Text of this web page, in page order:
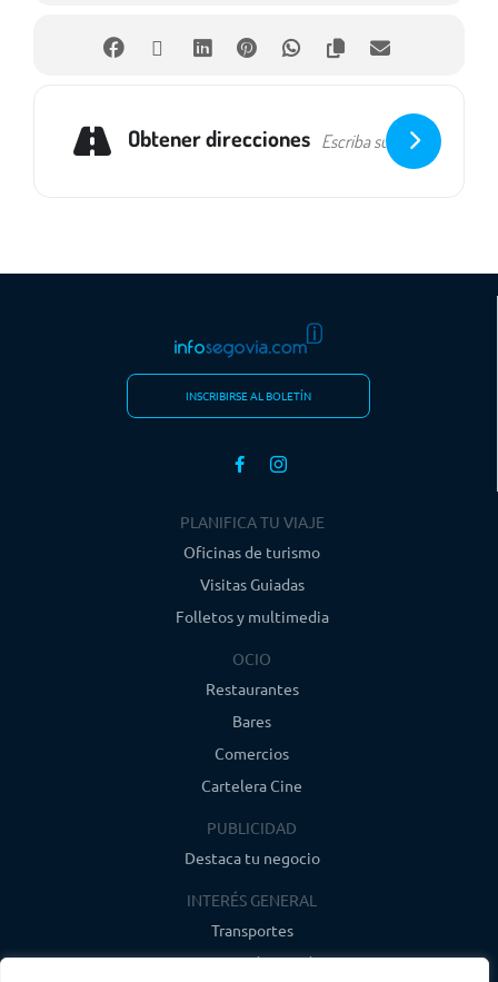
Obtener direcciones
INSCRIBIRSE AL BOLETÍN
PLANIFICA TU VIAJE
Oficinas de turismo
Visitas Guiadas
Folletos y multimedia
OCIO
Restaurantes
Bares
Comercios
Cartelera Cine
PUBLICIDAD
Destaca tu negocio
INTERÉS GENERAL
Transportes
Farmacias de guardia